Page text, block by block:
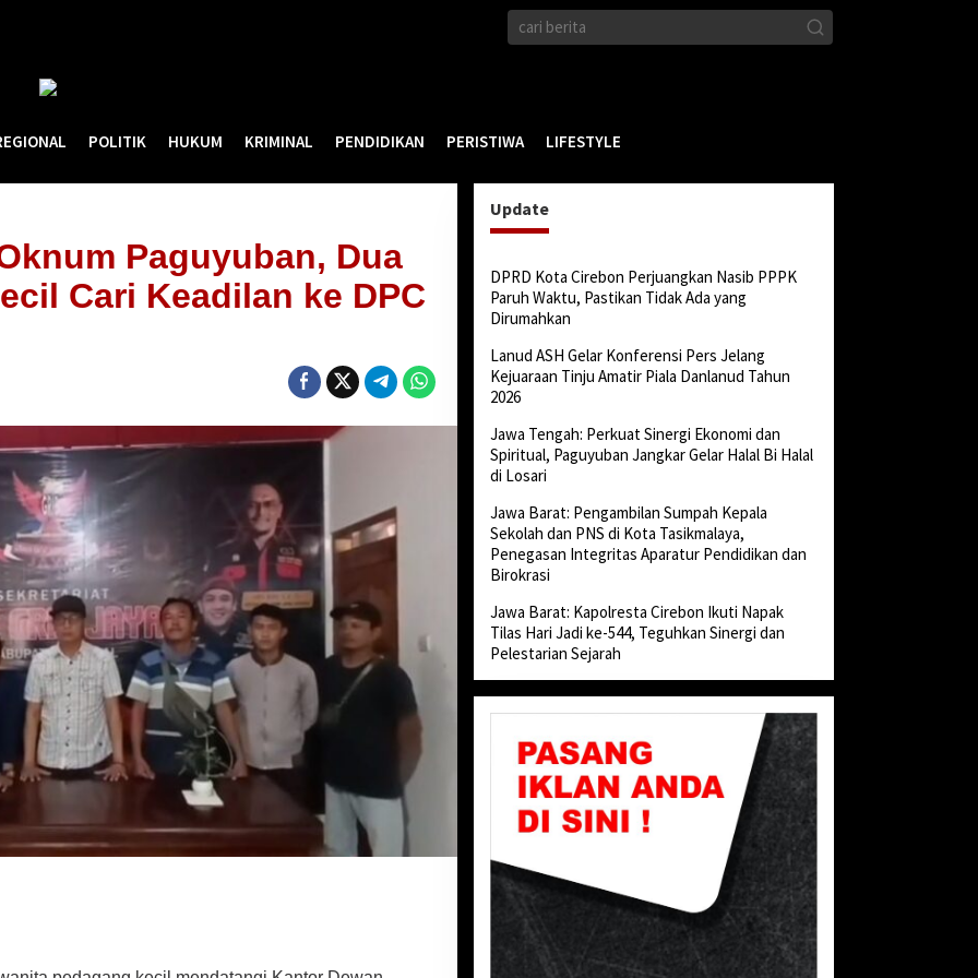
POLITIK HUKUM KRIMINAL PENDIDIKAN PERISTIWA LIFESTYLE
Paguyuban, Dua
Cari Keadilan ke DPC
Update
DPRD Kota Cirebon Perjuangkan Nasib PPPK
Paruh Waktu, Pastikan Tidak Ada yang
Dirumahkan
Lanud ASH Gelar Konferensi Pers Jelang
Kejuaraan Tinju Amatir Piala Danlanud Tahun
2026
Jawa Tengah: Perkuat Sinergi Ekonomi dan
Spiritual, Paguyuban Jangkar Gelar Halal Bi Halal
di Losari
Jawa Barat: Pengambilan Sumpah Kepala
Sekolah dan PNS di Kota Tasikmalaya,
Penegasan Integritas Aparatur Pendidikan dan
Birokrasi
Jawa Barat: Kapolresta Cirebon Ikuti Napak
Tilas Hari Jadi ke-544, Teguhkan Sinergi dan
Pelestarian Sejarah